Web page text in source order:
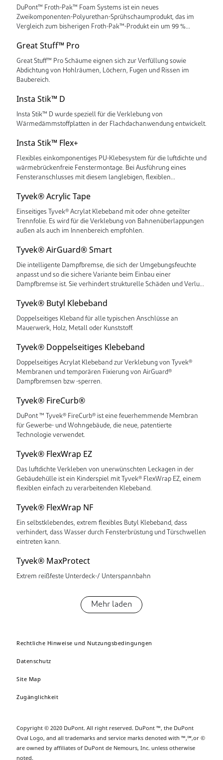
DuPont™ Froth-Pak™ Foam Systems ist ein neues
Zweikomponenten-Polyurethan-Sprühschaumprodukt, das im
Vergleich zum bisherigen Froth-Pak™-Produkt ein um 99 %
gleichbleibender Leistung keine ozonschädigenden Chemikalien
Great Stuff™ Pro
Great Stuff™ Pro Schäume eignen sich zur Verfüllung sowie
Abdichtung von Hohlräumen, Löchern, Fugen und Rissen im
Baubereich.
Insta Stik™ D
Insta Stik™ D wurde speziell für die Verklebung von
Wärmedämmstoffplatten in der Flachdachanwendung entwickelt.
Insta Stik™ Flex+
Flexibles einkomponentiges PU-Klebesystem für die luftdichte und
wärmebrückenfreie Fenstermontage. Bei Ausführung eines
Fensteranschlusses mit diesem langlebigen, flexiblen
Tyvek® Acrylic Tape
Einseitiges Tyvek® Acrylat Klebeband mit oder ohne geteilter
Trennfolie. Es wird für die Verklebung von Bahnenüberlappungen
außen als auch im Innenbereich empfohlen.
Tyvek® AirGuard® Smart
Die intelligente Dampfbremse, die sich der Umgebungsfeuchte
anpasst und so die sichere Variante beim Einbau einer
Dampfbremse ist. Sie verhindert strukturelle Schäden und Verlust
Tyvek® Butyl Klebeband
Doppelseitiges Kleband für alle typischen Anschlüsse an
Mauerwerk, Holz, Metall oder Kunststoff.
Tyvek® Doppelseitiges Klebeband
Doppelseitiges Acrylat Klebeband zur Verklebung von Tyvek®
Membranen und temporären Fixierung von AirGuard®
Dampfbremsen bzw -sperren.
Tyvek® FireCurb®
DuPont ™ Tyvek® FireCurb® ist eine feuerhemmende Membran
für Gewerbe- und Wohngebäude, die neue, patentierte
Technologie verwendet.
Tyvek® FlexWrap EZ
Das luftdichte Verkleben von unerwünschten Leckagen in der
Gebäudehülle ist ein Kinderspiel mit Tyvek® FlexWrap EZ, einem
flexiblen einfach zu verarbeitenden Klebeband.
Tyvek® FlexWrap NF
Ein selbstklebendes, extrem flexibles Butyl Klebeband, dass
verhindert, dass Wasser durch Fensterbrüstung und Türschwellen
eintreten kann.
Tyvek® MaxProtect
Extrem reißfeste Unterdeck-/ Unterspannbahn
Mehr laden
Rechtliche Hinweise und Nutzungsbedingungen
Datenschutz
Site Map
Zugänglichkeit
Copyright © 2020 DuPont. All right reserved. DuPont ™, the DuPont
Oval Logo, and all trademarks and service marks denoted with ™,℠,or ©
are owned by affiliates of DuPont de Nemours, Inc. unless otherwise
noted.